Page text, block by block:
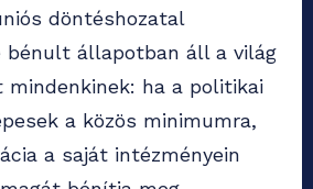
döntéshozatal
bénult állapotban áll a világ
mindenkinek: ha a politikai
a közös minimumra,
a saját intézményein